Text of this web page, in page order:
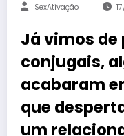
SexAtivação
Já vimos
conjugais,
acabaram
que
um